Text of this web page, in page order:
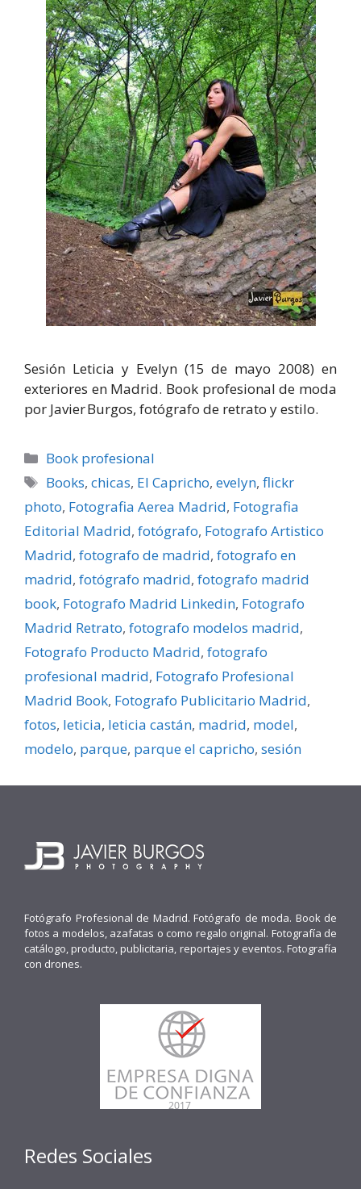
Sesión Leticia y Evelyn (15 de mayo 2008) en
exteriores en Madrid. Book profesional de moda
por Javier Burgos, fotógrafo de retrato y estilo.
Categorías
Book profesional
Etiquetas
Books,chicas, El Capricho,evelyn,flickr
photo, Fotografia Aerea Madrid, Fotografia
Editorial Madrid, fotógrafo, Fotografo Artistico
Madrid, fotografo de madrid, fotografo en
madrid, fotógrafo madrid, fotografo madrid
book, Fotografo Madrid Linkedin, Fotografo
Madrid Retrato, fotografo modelos madrid,
Fotografo Producto Madrid, fotografo
profesional madrid, Fotografo Profesional
Madrid Book, Fotografo Publicitario Madrid,
fotos, leticia, leticia castán, madrid, model,
modelo, parque, parque el capricho, sesión
Fotógrafo Profesional de Madrid. Fotógrafo de moda. Book de
fotos a modelos, azafatas o como regalo original. Fotografía de
catálogo, producto, publicitaria, reportajes y eventos. Fotografía
con drones.
Redes Sociales